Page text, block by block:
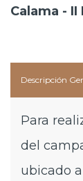
Calama - II
Descripción
Para
del
ubicado